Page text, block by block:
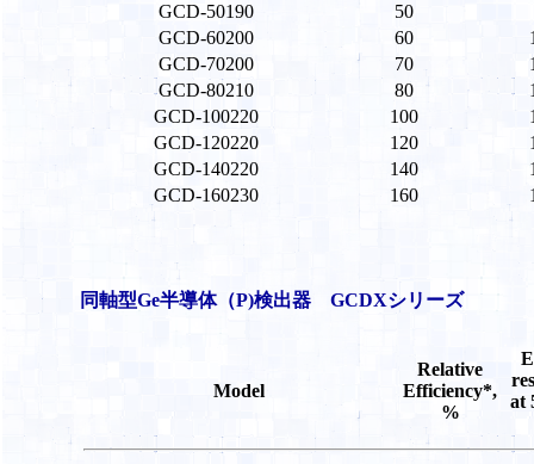
GCD-50190
50
GCD-60200
60
GCD-70200
70
GCD-80210
80
GCD-100220
100
GCD-120220
120
GCD-140220
140
GCD-160230
160
同軸型Ge半導体（P)検出器 GCDXシリーズ
Model
Relative
Efficiency*,
%
at